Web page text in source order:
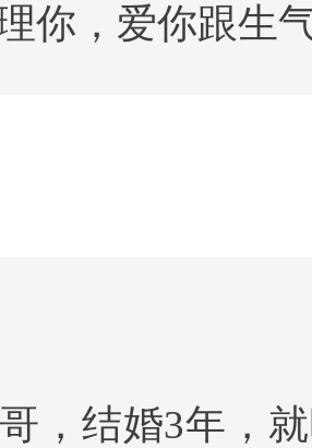
你，爱你跟生
，结婚3年，